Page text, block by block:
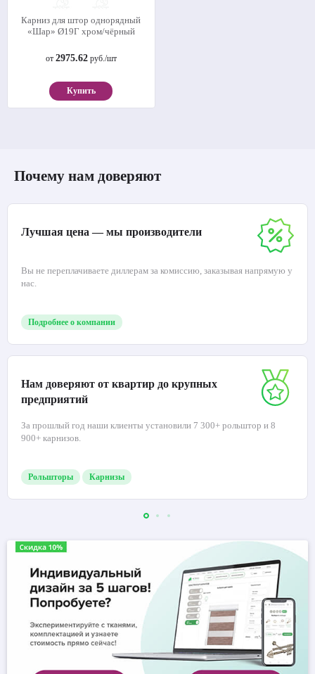
Карниз для штор однорядный
«Шар» Ø19Г хром/чёрный
от 2975.62руб./шт
Купить
Почему нам доверяют
Лучшая цена — мы производители
Вы не переплачиваете диллерам за комиссию, заказывая напрямую у
нас.
Подробнее о компании
Нам доверяют от квартир до крупных
предприятий
За прошлый год наши клиенты установили 7 300+ рольштор и 8
900+ карнизов.
Рольшторы Карнизы